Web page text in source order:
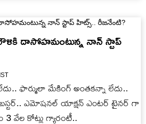
దాసోహమంటున్న నాన్ స్టాప్
ఫార్ములా మేకింగ్ అంతకన్నా లేదు..
ఎమోషనల్ యాక్షన్ ఎంటర్ టైనర్ గా
3 వేల కోట్లు గ్యారంటీ..